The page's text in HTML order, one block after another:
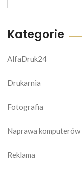
Kategorie
AlfaDruk24
Drukarnia
Fotografia
Naprawa komputerów
Reklama